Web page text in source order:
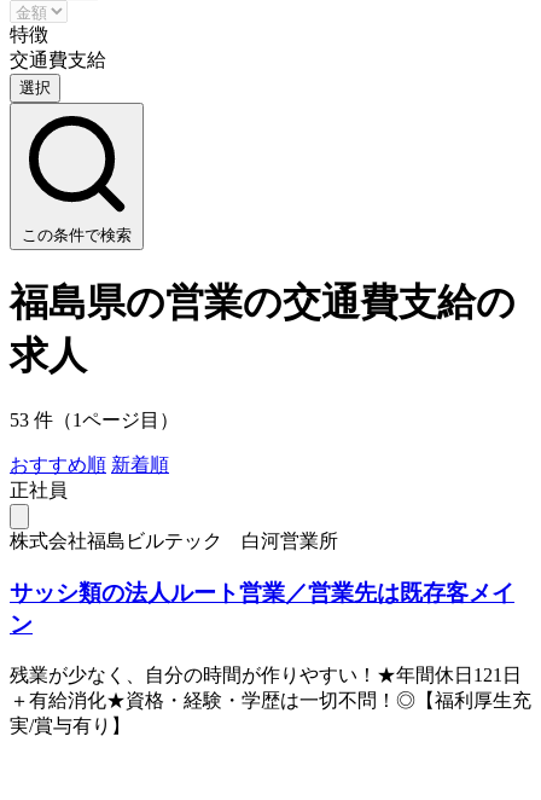
特徴
交通費支給
選択
この条件で検索
福島県の営業の交通費支給の
求人
53 件（1ページ目）
おすすめ順 新着順
正社員
株式会社福島ビルテック 白河営業所
サッシ類の法人ルート営業／営業先は既存客メイ
ン
残業が少なく、自分の時間が作りやすい！★年間休日121日
＋有給消化★資格・経験・学歴は一切不問！◎【福利厚生充
実/賞与有り】